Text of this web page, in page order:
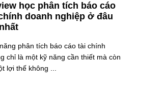
học phân tích báo cáo
doanh nghiệp ở đâu
phân tích báo cáo tài chính
chỉ là một kỹ năng cần thiết mà còn
lợi thế không ...